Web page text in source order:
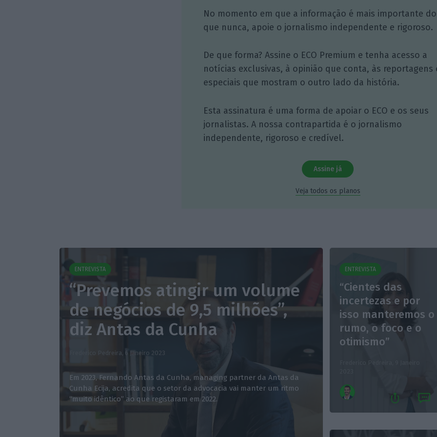
No momento em que a informação é mais importante do
que nunca, apoie o jornalismo independente e rigoroso.
De que forma? Assine o ECO Premium e tenha acesso a
notícias exclusivas, à opinião que conta, às reportagens
especiais que mostram o outro lado da história.
Esta assinatura é uma forma de apoiar o ECO e os seus
jornalistas. A nossa contrapartida é o jornalismo
independente, rigoroso e credível.
Assine já
Veja todos os planos
ENTREVISTA
“Prevemos atingir um volume
de negócios de 9,5 milhões”,
diz Antas da Cunha
Frederico Pedreira, 6 Janeiro 2023
Em 2023, Fernando Antas da Cunha, managing partner da Antas da
Cunha Ecija, acredita que o setor da advocacia vai manter um ritmo
“muito idêntico” ao que registaram em 2022.
ENTREVISTA
“Cientes das
incertezas e por
isso manteremos o
rumo, o foco e o
otimismo”
9 Janeiro